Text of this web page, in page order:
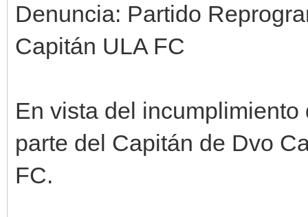
Denuncia: Partido
Capitán ULA FC
En vista del
parte del Capitán de Dvo
FC.